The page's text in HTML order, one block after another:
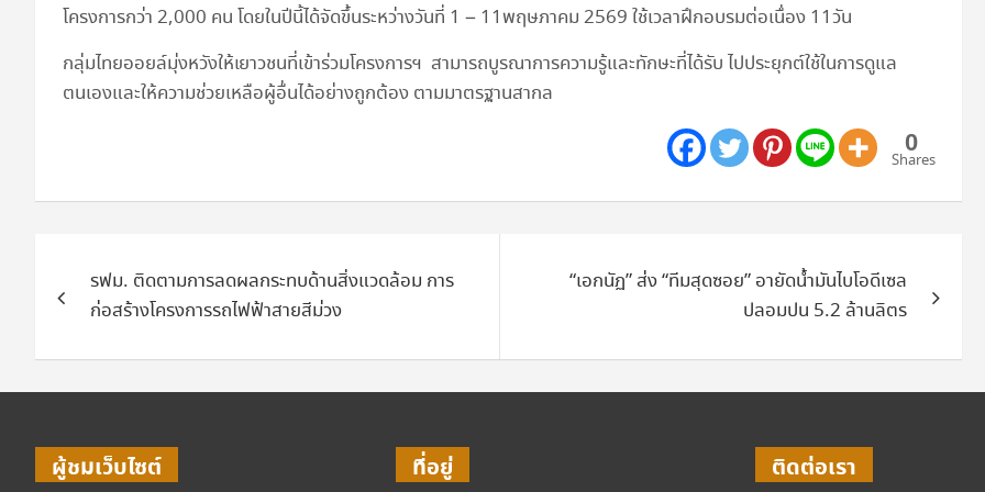
โครงการกว่า 2,000 คน โดยในปีนี้ได้จัดขึ้นระหว่างวันที่ 1 – 11พฤษภาคม 2569 ใช้เวลาฝึกอบรมต่อเนื่อง 11วัน
กลุ่มไทยออยล์มุ่งหวังให้เยาวชนที่เข้าร่วมโครงการฯ สามารถบูรณาการความรู้และทักษะที่ได้รับ ไปประยุกต์ใช้ในการดูแล
ตนเองและให้ความช่วยเหลือผู้อื่นได้อย่างถูกต้อง ตามมาตรฐานสากล
0
Shares
เรื่องรฟม. ติดตามการลดผลกระทบด้านสิ่งแวดล้อม การ
ก่อสร้างโครงการรถไฟฟ้าสายสีม่วง
“เอกนัฏ” ส่ง “ทีมสุดซอย” อายัดน้ำมันไบโอดีเซล
ปลอมปน 5.2 ล้านลิตร
ผู้ชมเว็บไซต์ ที่อยู่ ติดต่อเรา